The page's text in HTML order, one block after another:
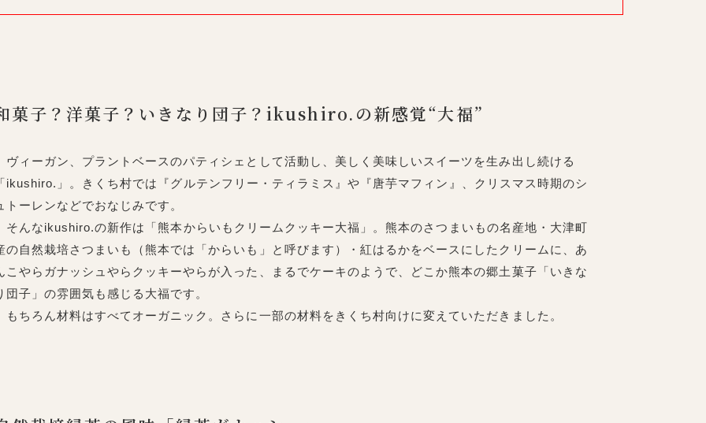
菓子？洋菓子？いきなり団子？ikushiro.の新感覚“大福”
ィーガン、プラントベースのパティシェとして活動し、美しく美味しいスイーツを生み出し続ける
ikushiro.」。きくち村では『グルテンフリー・ティラミス』や『唐芋マフィン』、クリスマス時期のシ
トーレンなどでおなじみです。
んなikushiro.の新作は「熊本からいもクリームクッキー大福」。熊本のさつまいもの名産地・大津町
の自然栽培さつまいも（熊本では「からいも」と呼びます）・紅はるかをベースにしたクリームに、あ
こやらガナッシュやらクッキーやらが入った、まるでケーキのようで、どこか熊本の郷土菓子「いきな
団子」の雰囲気も感じる大福です。
ちろん材料はすべてオーガニック。さらに一部の材料をきくち村向けに変えていただきました。